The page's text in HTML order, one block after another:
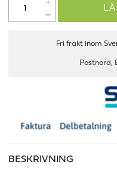
Fri frakt inom
Postnord,
BESKRIVNING